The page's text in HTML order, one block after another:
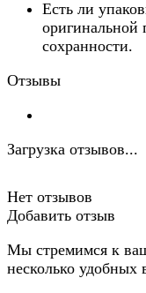
Есть ли
оригинальной
сохранности.
Отзывы
Загрузка отзывов...
Нет отзывов
Добавить отзыв
Мы стремимся к
несколько удобных